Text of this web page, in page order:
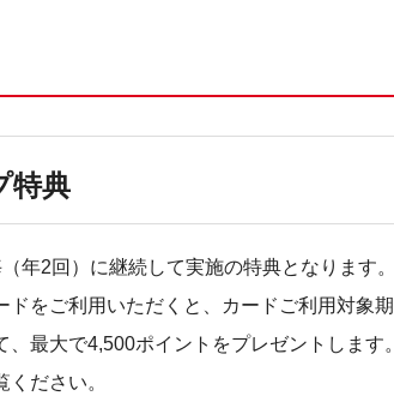
特典
年2回）に継続して実施の特典となります。
をご利用いただくと、カードご利用対象
最大で4,500ポイントをプレゼントします。
ください。